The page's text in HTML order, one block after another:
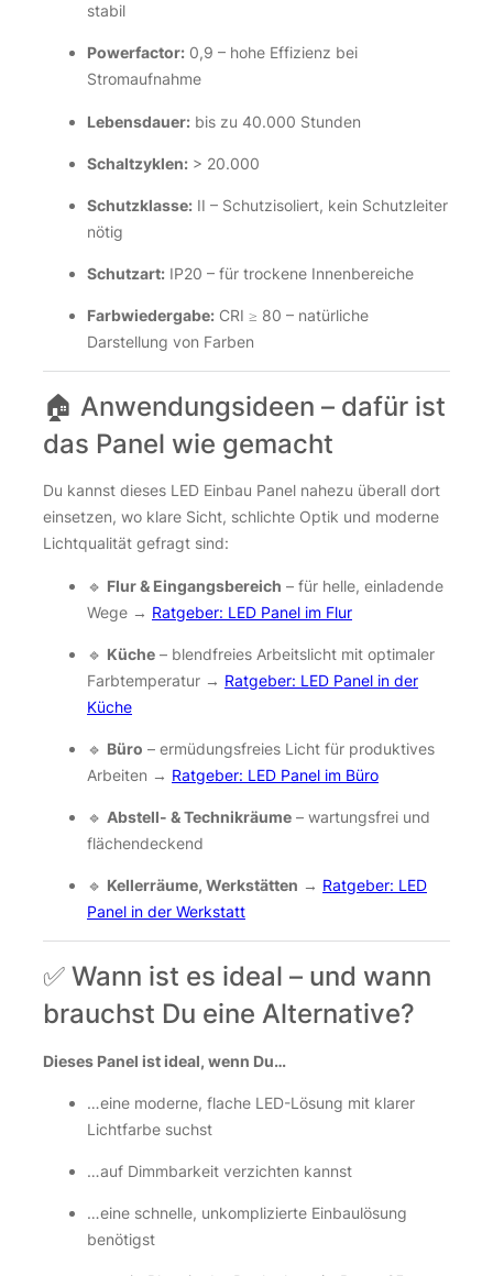
stabil
Powerfactor: 0,9 – hohe Effizienz bei
Stromaufnahme
Lebensdauer: bis zu 40.000 Stunden
Schaltzyklen: > 20.000
Schutzklasse: II – Schutzisoliert, kein Schutzleiter
nötig
Schutzart: IP20 – für trockene Innenbereiche
Farbwiedergabe: CRI ≥ 80 – natürliche
Darstellung von Farben
🏠 Anwendungsideen – dafür ist
das Panel wie gemacht
Du kannst dieses LED Einbau Panel nahezu überall dort
einsetzen, wo klare Sicht, schlichte Optik und moderne
Lichtqualität gefragt sind:
🔹 Flur & Eingangsbereich – für helle, einladende
Wege → Ratgeber: LED Panel im Flur
🔹 Küche – blendfreies Arbeitslicht mit optimaler
Farbtemperatur → Ratgeber: LED Panel in der
Küche
🔹 Büro – ermüdungsfreies Licht für produktives
Arbeiten → Ratgeber: LED Panel im Büro
🔹 Abstell- & Technikräume – wartungsfrei und
flächendeckend
🔹 Kellerräume, Werkstätten → Ratgeber: LED
Panel in der Werkstatt
✅ Wann ist es ideal – und wann
brauchst Du eine Alternative?
Dieses Panel ist ideal, wenn Du…
…eine moderne, flache LED-Lösung mit klarer
Lichtfarbe suchst
…auf Dimmbarkeit verzichten kannst
…eine schnelle, unkomplizierte Einbaulösung
benötigst